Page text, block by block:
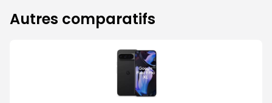
Autres comparatifs